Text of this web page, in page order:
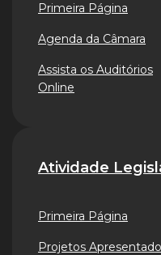
Primeira Página
Agenda da Câmara
Assista os Auditórios
Online
Atividade
Primeira Página
Projetos